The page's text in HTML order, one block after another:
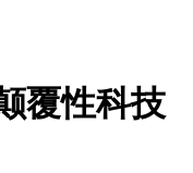
覆性科技